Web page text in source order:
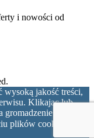
i nowości od
wysoką jakość treści,
Klikając lub
gromadzenie
plików cookie.